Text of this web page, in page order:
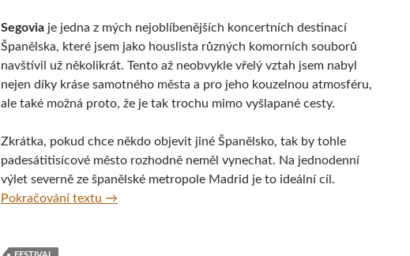
Segovia je jedna z mých nejoblíbenějších koncertních destinací
Španělska, které jsem jako houslista různých komorních souborů
navštívil už několikrát. Tento až neobvykle vřelý vztah jsem nabyl
nejen díky kráse samotného města a pro jeho kouzelnou atmosféru,
ale také možná proto, že je tak trochu mimo vyšlapané cesty.
Zkrátka, pokud chce někdo objevit jiné Španělsko, tak by tohle
padesátitisícové město rozhodně neměl vynechat. Na jednodenní
výlet severně ze španělské metropole Madrid je to ideální cíl.
Pokračování textu Krásná španělská Segovia – historické město s 28 m
→